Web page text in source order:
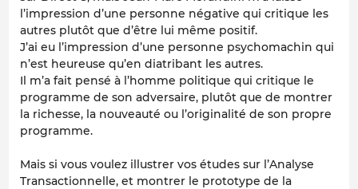
l’impression d’une personne négative qui critique les
autres plutôt que d’être lui même positif.
J’ai eu l’impression d’une personne psychomachin qui
n’est heureuse qu’en diatribant les autres.
Il m’a fait pensé à l’homme politique qui critique le
programme de son adversaire, plutôt que de montrer
la richesse, la nouveauté ou l’originalité de son propre
programme.
Mais si vous voulez illustrer vos études sur l’Analyse
Transactionnelle, et montrer le prototype de la